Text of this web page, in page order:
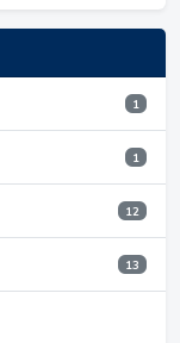
1
1
12
13